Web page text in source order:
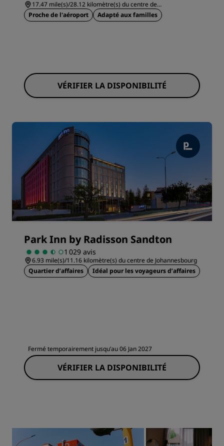
17.47 mile(s)/28.12 kilomètre(s) du centre de
Johannesbourg
Proche de l'aéroport Adapté aux familles
VÉRIFIER LA DISPONIBILITÉ
Park Inn by Radisson Sandton
1 029 avis
6.93 mile(s)/11.16 kilomètre(s) du centre de Johannesbourg
Quartier d’affaires
Idéal pour les voyageurs d’affaires
Fermé temporairement jusqu’au 06 Jan 2027
VÉRIFIER LA DISPONIBILITÉ